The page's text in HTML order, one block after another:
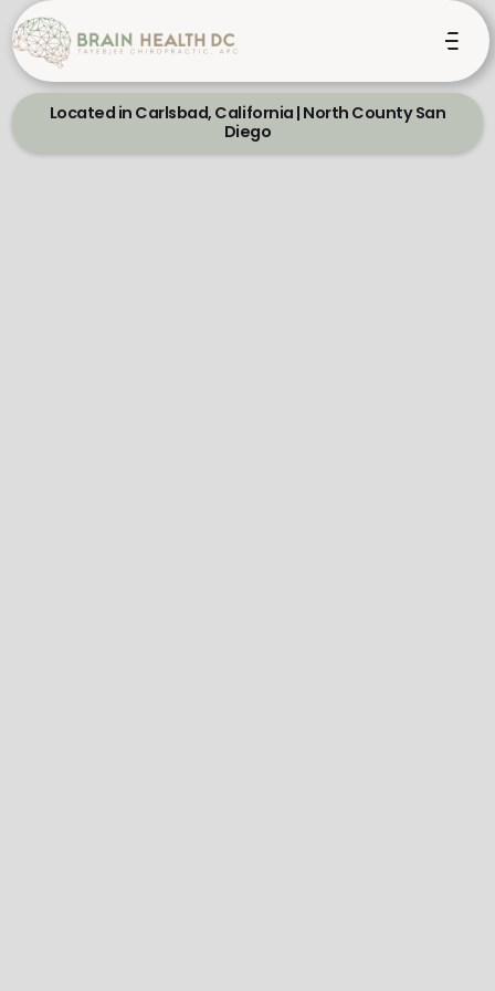
Located in Carlsbad, California | North County San
Diego